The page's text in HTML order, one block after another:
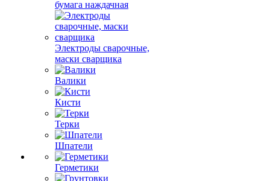
бумага наждачная
Электроды сварочные,
маски сварщика
Валики
Кисти
Терки
Шпатели
Герметики